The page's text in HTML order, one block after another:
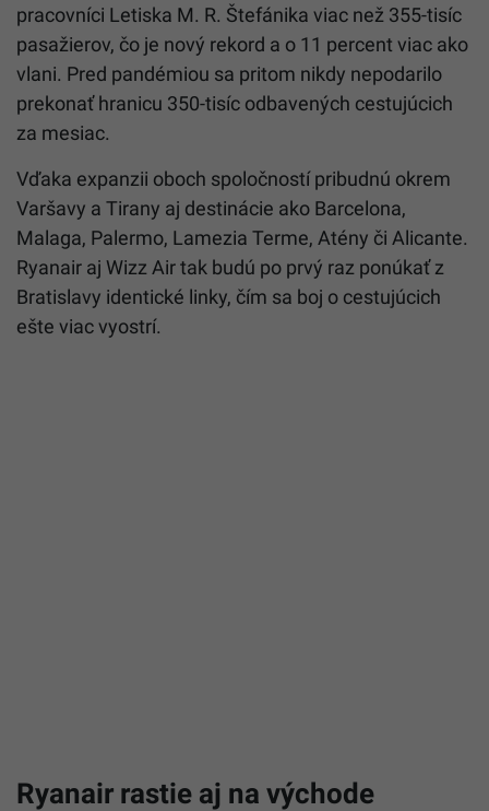
pracovníci Letiska M. R. Štefánika viac než 355-tisíc
pasažierov, čo je nový rekord a o 11 percent viac ako
vlani. Pred pandémiou sa pritom nikdy nepodarilo
prekonať hranicu 350-tisíc odbavených cestujúcich
za mesiac.
Vďaka expanzii oboch spoločností pribudnú okrem
Varšavy a Tirany aj destinácie ako Barcelona,
Malaga, Palermo, Lamezia Terme, Atény či Alicante.
Ryanair aj Wizz Air tak budú po prvý raz ponúkať z
Bratislavy identické linky, čím sa boj o cestujúcich
ešte viac vyostrí.
Ryanair rastie aj na východe